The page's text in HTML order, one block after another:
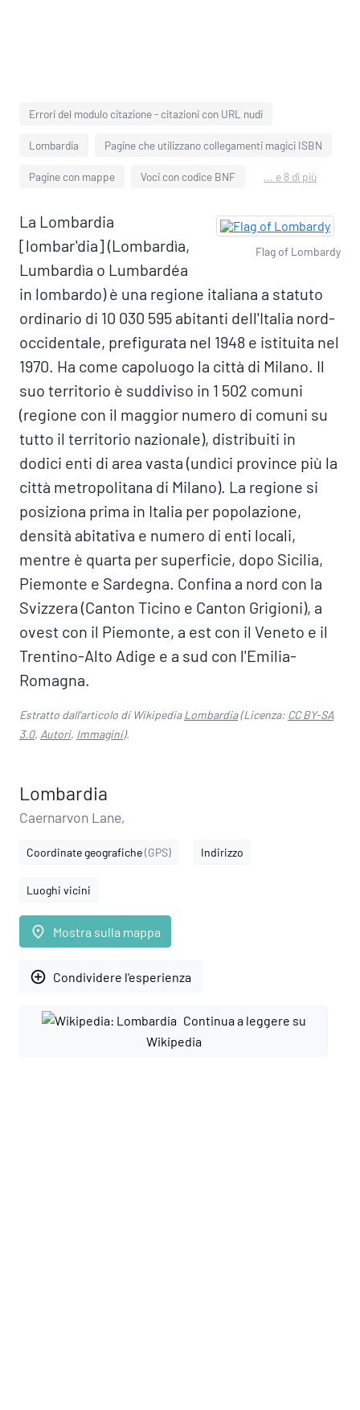
Errori del modulo citazione - citazioni con URL nudi
Lombardia Pagine che utilizzano collegamenti magici ISBN
Pagine con mappe Voci con codice BNF ... e 8 di più
Flag of Lombardy
La Lombardia
[lombar'dia] (Lombardìa,
Lumbardìa o Lumbardéa
in lombardo) è una regione italiana a statuto
ordinario di 10 030 595 abitanti dell'Italia nord-
occidentale, prefigurata nel 1948 e istituita nel
1970. Ha come capoluogo la città di Milano. Il
suo territorio è suddiviso in 1 502 comuni
(regione con il maggior numero di comuni su
tutto il territorio nazionale), distribuiti in
dodici enti di area vasta (undici province più la
città metropolitana di Milano). La regione si
posiziona prima in Italia per popolazione,
densità abitativa e numero di enti locali,
mentre è quarta per superficie, dopo Sicilia,
Piemonte e Sardegna. Confina a nord con la
Svizzera (Canton Ticino e Canton Grigioni), a
ovest con il Piemonte, a est con il Veneto e il
Trentino-Alto Adige e a sud con l'Emilia-
Romagna.
Estratto dall'articolo di WikipediaLombardia(Licenza: CC BY-SA
3.0, Autori, Immagini).
Lombardia
Caernarvon Lane,
Coordinate geografiche(GPS) Indirizzo
Luoghi vicini
place Mostra sulla mappa
add_circle_outline Condividere l'esperienza
Continua a leggere su
Wikipedia